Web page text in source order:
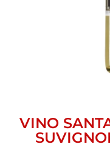
VINO